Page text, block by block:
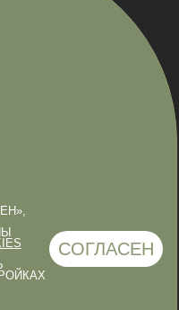
СОГЛАСЕН